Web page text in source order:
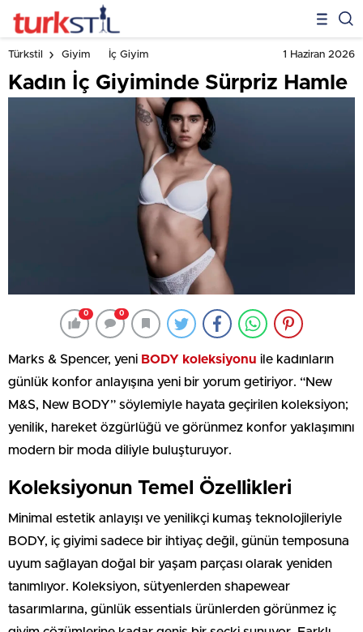
Türkstil Giyim İç Giyim 1 Haziran 2026
Kadın İç Giyiminde Sürpriz Hamle
0 0
Marks & Spencer, yeni BODY koleksiyonu ile kadınların
günlük konfor anlayışına yeni bir yorum getiriyor. “New
M&S, New BODY” söylemiyle hayata geçirilen koleksiyon;
yenilik, hareket özgürlüğü ve görünmez konfor yaklaşımını
modern bir moda diliyle buluşturuyor.
Koleksiyonun Temel Özellikleri
Minimal estetik anlayışı ve yenilikçi kumaş teknolojileriyle
BODY, iç giyimi sadece bir ihtiyaç değil, günün temposuna
uyum sağlayan doğal bir yaşam parçası olarak yeniden
tanımlıyor. Koleksiyon, sütyenlerden shapewear
tasarımlarına, günlük essentials ürünlerden görünmez iç